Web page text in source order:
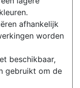
afhankelijk
worden
beschikbaar,
gebruikt om de